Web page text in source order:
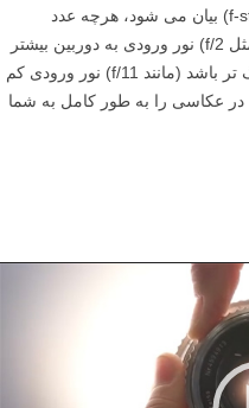
می پردازیم. دیافراگم با ضریب اف (f-stop) بیان می شود، هرچه عدد
دیافراگم یا ضریب اف کوچک تر باشد (مثل f/2) نور ورودی به دوربین بیشتر
و هرچه ضریب اف یا عدد دیافراگم بزرگ تر باشد (مانند f/11) نور ورودی کم
در عکاسی را به طور کامل به شما